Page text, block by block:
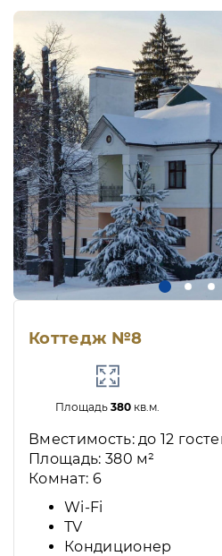
Коттедж №8
Площадь380 кв.м.
Вместимость: до 12
Площадь: 380 м²
Комнат: 6
Wi-Fi
ТV
Кондиционер